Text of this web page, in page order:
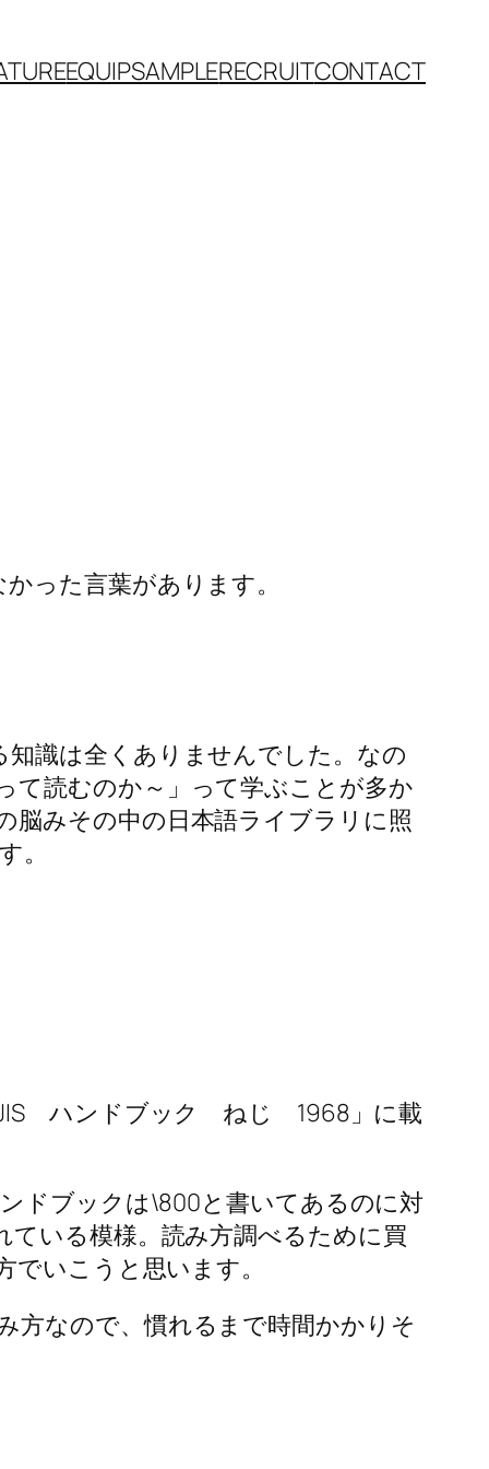
EQUIPSAMPLERECRUITCONTACT
った言葉があります。
識は全くありませんでした。なの
て読むのか～」って学ぶことが多か
脳みその中の日本語ライブラリに照
。
JIS ハンドブック ねじ 1968」に載
ドブックは\800と書いてあるのに対
ている模様。読み方調べるために買
いこうと思います。
方なので、慣れるまで時間かかりそ